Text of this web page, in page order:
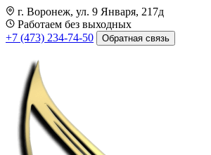
г. Воронеж, ул. 9 Января, 217д
Работаем без выходных
+7 (473) 234-74-50
Обратная связь